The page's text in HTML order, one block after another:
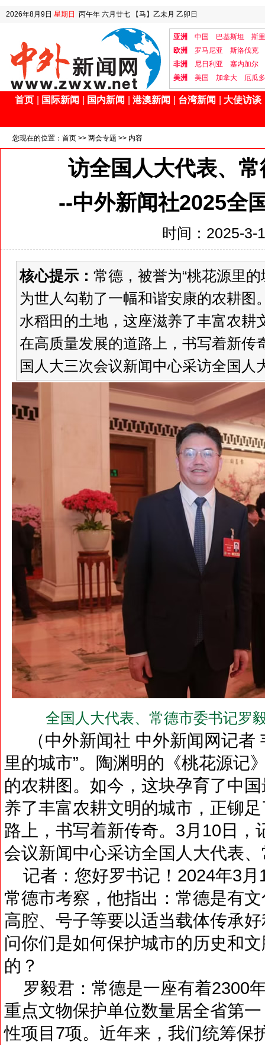
2026年8月9日 星期日 丙午年 六月廿七 【马】乙未月 乙卯日
亚洲 中国 巴基斯坦
斯
欧洲
罗马尼亚
斯洛伐克
非洲
尼日利亚
塞内加尔
美洲
美国 加拿大 厄瓜
首页 国际新闻 国内新闻 港澳新闻 台湾新闻 大使访谈
您现在的位置： 首页 >> 两会专题 >> 内容
访全国人大代表、
--中外新闻社2025全
时间：2025-3-
核心提示： 常德，被誉为“桃花源里
为世人勾勒了一幅和谐安康的农耕图
水稻田的土地，这座滋养了丰富农耕
在高质量发展的道路上，书写着新传
国人大三次会议新闻中心采访全国人
全国人大代表、常德市委书记罗
（中外新闻社 中外新闻网记者
里的城市”。陶渊明的《桃花源记
的农耕图。如今，这块孕育了中
养了丰富农耕文明的城市，正铆
路上，书写着新传奇。3月10日
会议新闻中心采访全国人大代表
记者：您好罗书记！2024年3月
常德市考察，他指出：常德是有
高腔、号子等要以适当载体传承
问你们是如何保护城市的历史和
的？
罗毅君：常德是一座有着2300
重点文物保护单位数量居全省第
性项目7项。近年来，我们统筹保